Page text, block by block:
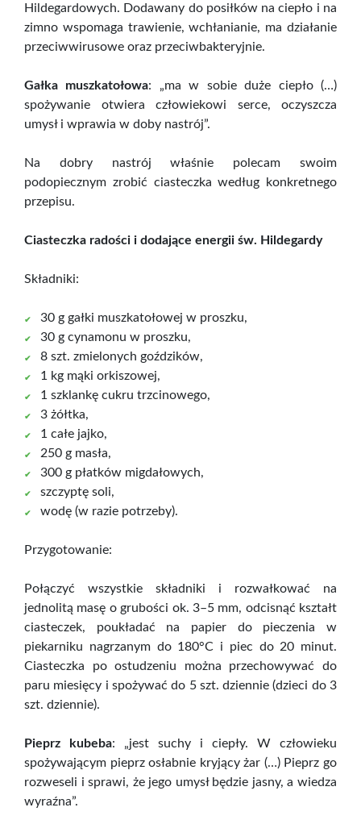
Hildegardowych. Dodawany do posiłków na ciepło i na
zimno wspomaga trawienie, wchłanianie, ma działanie
przeciwwirusowe oraz przeciwbakteryjnie.
Gałka muszkatołowa: „ma w sobie duże ciepło (…)
spożywanie otwiera człowiekowi serce, oczyszcza
umysł i wprawia w doby nastrój”.
Na dobry nastrój właśnie polecam swoim
podopiecznym zrobić ciasteczka według konkretnego
przepisu.
Ciasteczka radości i dodające energii św. Hildegardy
Składniki:
30 g gałki muszkatołowej w proszku,
30 g cynamonu w proszku,
8 szt. zmielonych goździków,
1 kg mąki orkiszowej,
1 szklankę cukru trzcinowego,
3 żółtka,
1 całe jajko,
250 g masła,
300 g płatków migdałowych,
szczyptę soli,
wodę (w razie potrzeby).
Przygotowanie:
Połączyć wszystkie składniki i rozwałkować na
jednolitą masę o grubości ok. 3–5 mm, odcisnąć kształt
ciasteczek, poukładać na papier do pieczenia w
piekarniku nagrzanym do 180°C i piec do 20 minut.
Ciasteczka po ostudzeniu można przechowywać do
paru miesięcy i spożywać do 5 szt. dziennie (dzieci do 3
szt. dziennie).
Pieprz kubeba: „jest suchy i ciepły. W człowieku
spożywającym pieprz osłabnie kryjący żar (…) Pieprz go
rozweseli i sprawi, że jego umysł będzie jasny, a wiedza
wyraźna”.